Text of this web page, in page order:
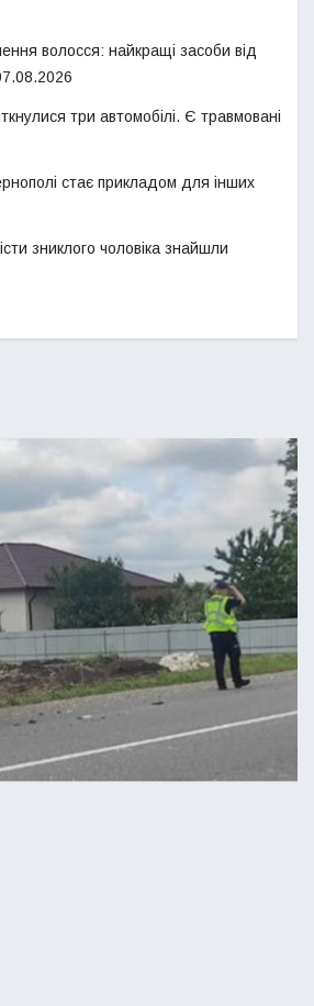
волосся: найкращі засоби від
три автомобілі. Є травмовані
стає прикладом для інших
зниклого чоловіка знайшли